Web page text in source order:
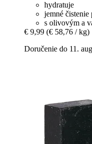
hydratuje
jemné
s olivovým a
€ 9,99 (€ 58,76 / kg)
Doručenie do 11.